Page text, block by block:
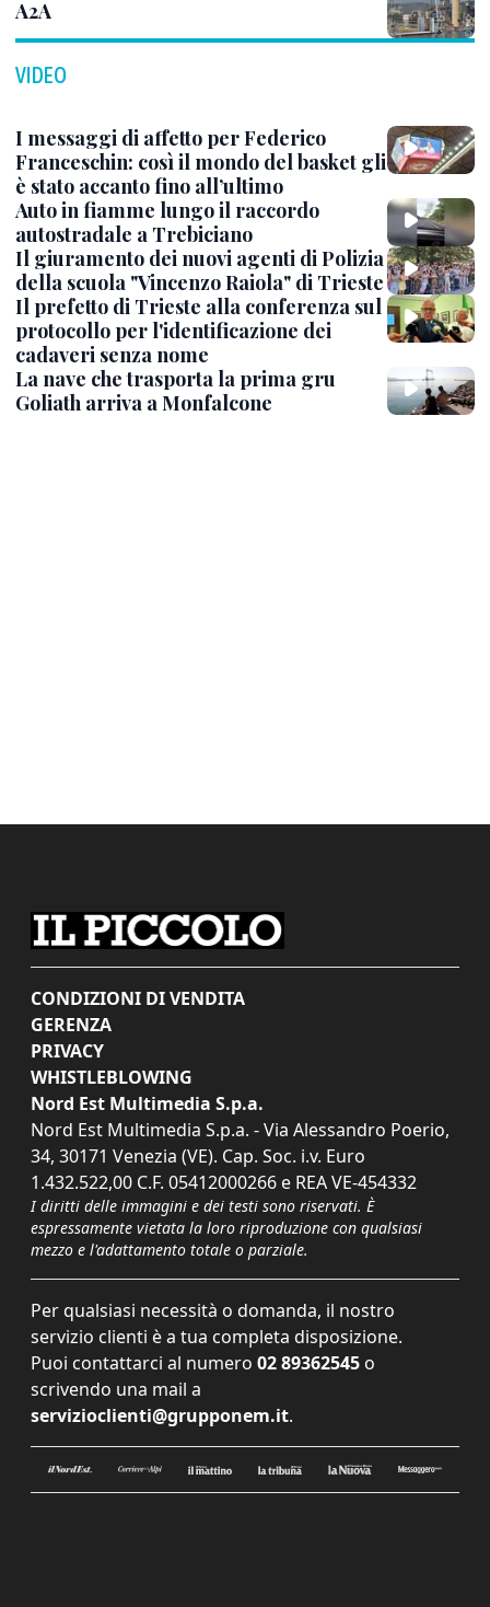
A2A
VIDEO
I messaggi di affetto per Federico
Franceschin: così il mondo del basket gli
è stato accanto fino all’ultimo
Auto in fiamme lungo il raccordo
autostradale a Trebiciano
Il giuramento dei nuovi agenti di Polizia
della scuola "Vincenzo Raiola" di Trieste
Il prefetto di Trieste alla conferenza sul
protocollo per l'identificazione dei
cadaveri senza nome
La nave che trasporta la prima gru
Goliath arriva a Monfalcone
CONDIZIONI DI VENDITA
GERENZA
PRIVACY
WHISTLEBLOWING
Nord Est Multimedia S.p.a.
Nord Est Multimedia S.p.a. - Via Alessandro Poerio,
34, 30171 Venezia (VE). Cap. Soc. i.v. Euro
1.432.522,00 C.F. 05412000266 e REA VE-454332
I diritti delle immagini e dei testi sono riservati. È
espressamente vietata la loro riproduzione con qualsiasi
mezzo e l'adattamento totale o parziale.
Per qualsiasi necessità o domanda, il nostro
servizio clienti è a tua completa disposizione.
Puoi contattarci al numero 02 89362545 o
scrivendo una mail a
servizioclienti@grupponem.it.